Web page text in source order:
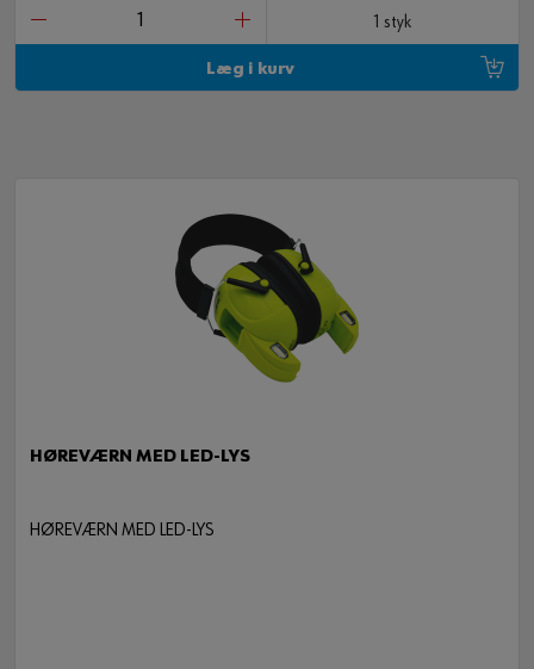
1 styk
Læg i kurv
HØREVÆRN MED LED-LYS
HØREVÆRN MED LED-LYS